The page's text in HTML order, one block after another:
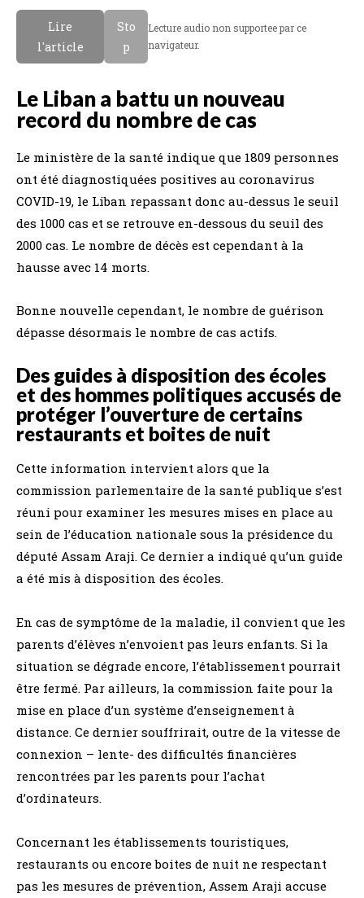
Lire
l'article
Sto
p
Lecture audio non supportee par ce
navigateur.
Le Liban a battu un nouveau
record du nombre de cas
Le ministère de la santé indique que 1809 personnes
ont été diagnostiquées positives au coronavirus
COVID-19, le Liban repassant donc au-dessus le seuil
des 1000 cas et se retrouve en-dessous du seuil des
2000 cas. Le nombre de décès est cependant à la
hausse avec 14 morts.
Bonne nouvelle cependant, le nombre de guérison
dépasse désormais le nombre de cas actifs.
Des guides à disposition des écoles
et des hommes politiques accusés de
protéger l’ouverture de certains
restaurants et boites de nuit
Cette information intervient alors que la
commission parlementaire de la santé publique s’est
réuni pour examiner les mesures mises en place au
sein de l’éducation nationale sous la présidence du
député Assam Araji. Ce dernier a indiqué qu’un guide
a été mis à disposition des écoles.
En cas de symptôme de la maladie, il convient que les
parents d’élèves n’envoient pas leurs enfants. Si la
situation se dégrade encore, l’établissement pourrait
être fermé. Par ailleurs, la commission faite pour la
mise en place d’un système d’enseignement à
distance. Ce dernier souffrirait, outre de la vitesse de
connexion – lente- des difficultés financières
rencontrées par les parents pour l’achat
d’ordinateurs.
Concernant les établissements touristiques,
restaurants ou encore boites de nuit ne respectant
pas les mesures de prévention, Assem Araji accuse